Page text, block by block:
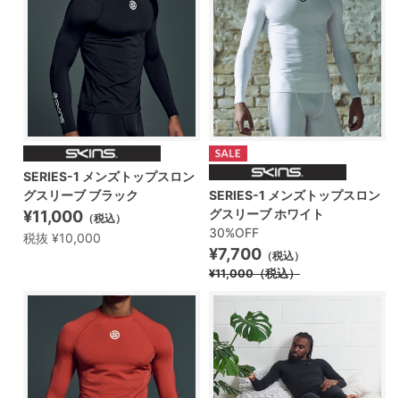
SERIES-1 メンズトップスロン
グスリーブ ブラック
¥11,000 （税込）
税抜 ¥10,000
SERIES-1 メンズトップスロン
グスリーブ ホワイト
30%OFF
¥7,700 （税込）
¥11,000（税込）